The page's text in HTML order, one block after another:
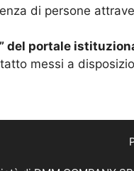
di persone
del portale
messi a